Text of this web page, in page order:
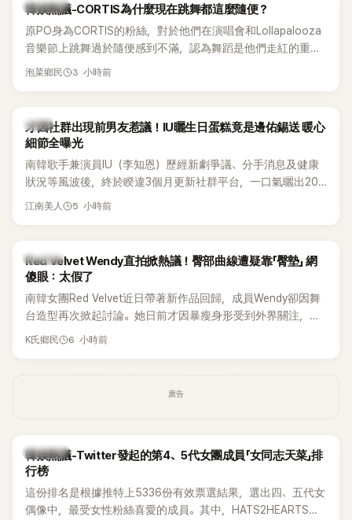
熱議討論
韓娛熱議-CORTIS為什麼現在跳舞都這麼隨便？
原PO身為CORTIS的粉絲，對於他們在演唱會和Lollapalooza
音樂節上跳舞過於隨便感到不滿，認為舞蹈是他們走紅的重要
原因，希望他們能更認真地表演。
泡菜鄉民 3 小時前
韓星
才因社群出現前男友惹議！IU曬生日蛋糕竟是邊佑錫送 暖心
細節全曝光
南韓歌手兼演員IU（李知恩）歷經新劇爭議、分手消息及健康
狀況等風波後，終於睽違3個月更新社群平台，一口氣曬出20
張近況照，讓大批粉絲又驚又喜。其中，一張生日蛋糕照意外
江南美人 5 小時前
K-POP
Red Velvet Wendy直拍掀熱議！臀部曲線遭疑靠「臀墊」 網
傻眼：太假了
南韓女團Red Velvet近日帶著新作品回歸，成員Wendy卻因舞
台造型再次掀起討論。她日前才因暴瘦身形受到外界關注，又
被質疑在舞台上使用臀墊，如今最新打歌舞台曝光後，再度因
K氏鄉民 6 小時前
廣告
熱議討論
韓娛熱議-Twitter發起的第4、5代女團成員「女同志天菜」排
行榜
這份排名是根據推特上5336份有效票選結果，選出四、五代女
偶像中，最受女性粉絲喜愛的成員。其中，HATS2HEARTS成